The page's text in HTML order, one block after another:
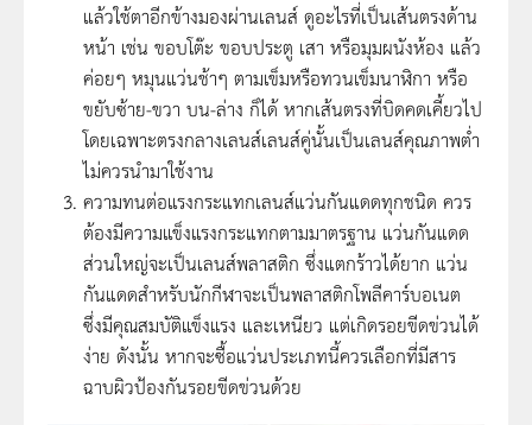
แล้วใช้ตาอีกข้างมองผ่านเลนส์ ดูอะไรที่เป็นเส้นตรงด้าน
หน้า เช่น ขอบโต๊ะ ขอบประตู เสา หรือมุมผนังห้อง แล้ว
ค่อยๆ หมุนแว่นช้าๆ ตามเข็มหรือทวนเข็มนาฬิกา หรือ
ขยับซ้าย-ขวา บน-ล่าง ก็ได้ หากเส้นตรงที่บิดคดเคี้ยวไป
โดยเฉพาะตรงกลางเลนส์เลนส์คู่นั้นเป็นเลนส์คุณภาพต่ำ
ไม่ควรนำมาใช้งาน
ความทนต่อแรงกระแทกเลนส์แว่นกันแดดทุกชนิด ควร
ต้องมีความแข็งแรงกระแทกตามมาตรฐาน แว่นกันแดด
ส่วนใหญ่จะเป็นเลนส์พลาสติก ซึ่งแตกร้าวได้ยาก แว่น
กันแดดสำหรับนักกีฬาจะเป็นพลาสติกโพลีคาร์บอเนต
ซึ่งมีคุณสมบัติแข็งแรง และเหนียว แต่เกิดรอยขีดข่วนได้
ง่าย ดังนั้น หากจะซื้อแว่นประเภทนี้ควรเลือกที่มีสาร
ฉาบผิวป้องกันรอยขีดข่วนด้วย